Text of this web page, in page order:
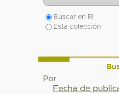
Buscar en RI
Esta colección
Por
Fecha de